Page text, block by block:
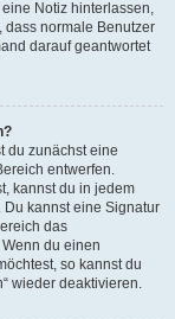
Notiz hinterlassen,
dass normale Benutzer
darauf geantwortet
du zunächst eine
entwerfen.
kannst du in jedem
Du kannst eine Signatur
das
du einen
so kannst du
wieder deaktivieren.